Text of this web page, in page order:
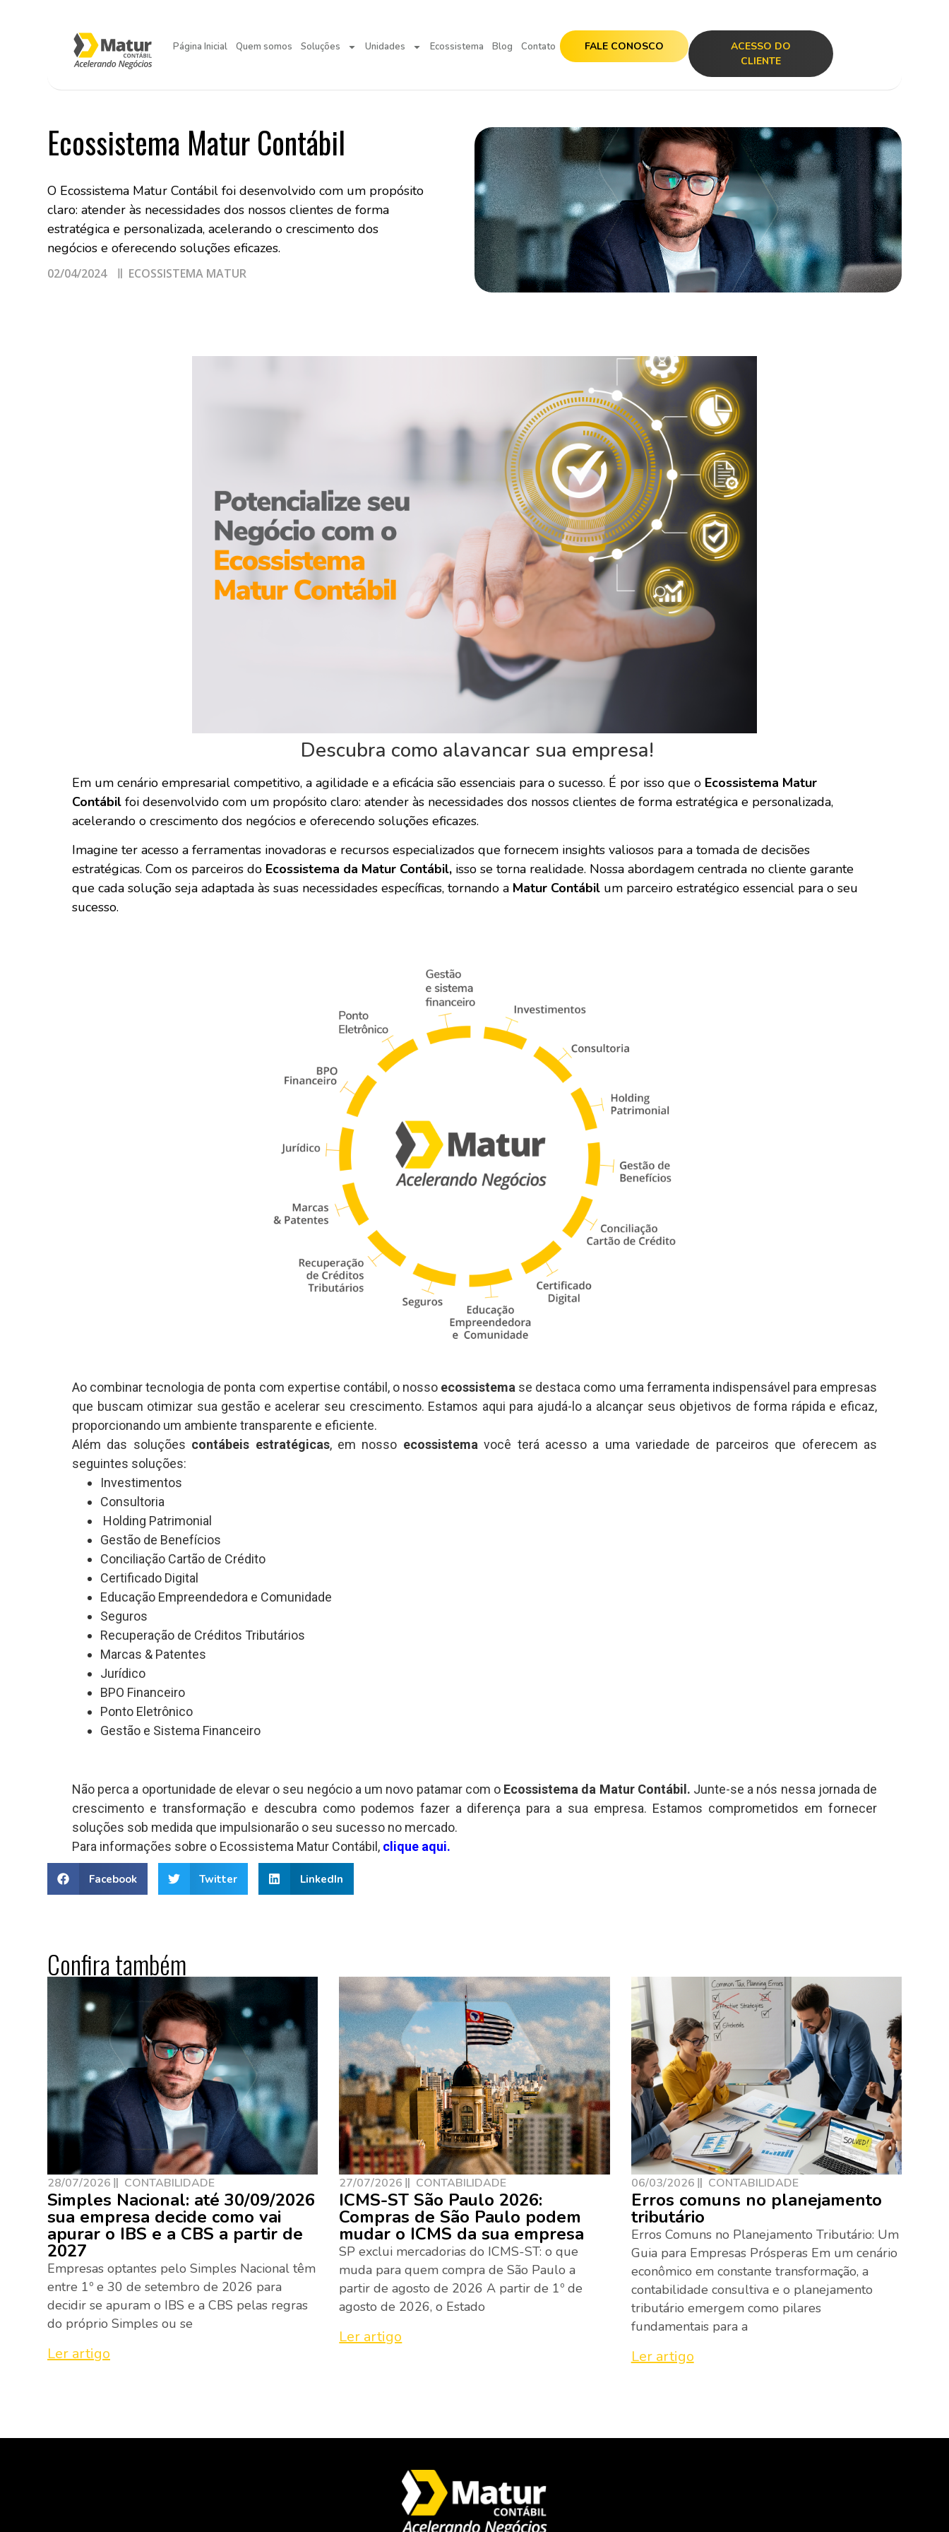
Página Inicial Quem somos Soluções Unidades Ecossistema Blog Contato FALE CONOSCO
ACESSO DO
CLIENTE
Ecossistema Matur Contábil
O Ecossistema Matur Contábil foi desenvolvido com um propósito
claro: atender às necessidades dos nossos clientes de forma
estratégica e personalizada, acelerando o crescimento dos
negócios e oferecendo soluções eficazes.
02/04/2024 ECOSSISTEMA MATUR
Descubra como alavancar sua empresa!
Em um cenário empresarial competitivo, a agilidade e a eficácia são essenciais para o sucesso. É por isso que o Ecossistema Matur
Contábil foi desenvolvido com um propósito claro: atender às necessidades dos nossos clientes de forma estratégica e personalizada,
acelerando o crescimento dos negócios e oferecendo soluções eficazes.
Imagine ter acesso a ferramentas inovadoras e recursos especializados que fornecem insights valiosos para a tomada de decisões
estratégicas. Com os parceiros do Ecossistema da Matur Contábil, isso se torna realidade. Nossa abordagem centrada no cliente garante
que cada solução seja adaptada às suas necessidades específicas, tornando a Matur Contábil um parceiro estratégico essencial para o seu
sucesso.
Ao combinar tecnologia de ponta com expertise contábil, o nosso ecossistema se destaca como uma ferramenta indispensável para empresas
que buscam otimizar sua gestão e acelerar seu crescimento. Estamos aqui para ajudá-lo a alcançar seus objetivos de forma rápida e eficaz,
proporcionando um ambiente transparente e eficiente.
Além das soluções contábeis estratégicas, em nosso ecossistemavocê terá acesso a uma variedade de parceiros que oferecem as
seguintes soluções:
Investimentos
Consultoria
Holding Patrimonial
Gestão de Benefícios
Conciliação Cartão de Crédito
Certificado Digital
Educação Empreendedora e Comunidade
Seguros
Recuperação de Créditos Tributários
Marcas & Patentes
Jurídico
BPO Financeiro
Ponto Eletrônico
Gestão e Sistema Financeiro
Não perca a oportunidade de elevar o seu negócio a um novo patamar com o Ecossistema da Matur Contábil. Junte-se a nós nessa jornada de
crescimento e transformação e descubra como podemos fazer a diferença para a sua empresa. Estamos comprometidos em fornecer
soluções sob medida que impulsionarão o seu sucesso no mercado.
Para informações sobre o Ecossistema Matur Contábil, clique aqui.
Facebook Twitter LinkedIn
Confira também
28/07/2026 CONTABILIDADE
Simples Nacional: até 30/09/2026
sua empresa decide como vai
apurar o IBS e a CBS a partir de
2027
Empresas optantes pelo Simples Nacional têm
entre 1º e 30 de setembro de 2026 para
decidir se apuram o IBS e a CBS pelas regras
do próprio Simples ou se
Ler artigo
27/07/2026 CONTABILIDADE
ICMS-ST São Paulo 2026:
Compras de São Paulo podem
mudar o ICMS da sua empresa
SP exclui mercadorias do ICMS-ST: o que
muda para quem compra de São Paulo a
partir de agosto de 2026 A partir de 1º de
agosto de 2026, o Estado
Ler artigo
06/03/2026 CONTABILIDADE
Erros comuns no planejamento
tributário
Erros Comuns no Planejamento Tributário: Um
Guia para Empresas Prósperas Em um cenário
econômico em constante transformação, a
contabilidade consultiva e o planejamento
tributário emergem como pilares
fundamentais para a
Ler artigo